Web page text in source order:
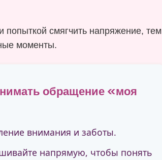
попыткой смягчить напряжение, тем
моменты.
обращение «моя
внимания и заботы.
напрямую, чтобы понять